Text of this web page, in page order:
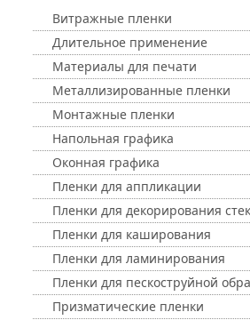
Витражные пленки
Длительное применение
Материалы для печати
Металлизированные пленки
Монтажные пленки
Напольная графика
Оконная графика
Пленки для аппликации
Пленки для декорирования
Пленки для каширования
Пленки для ламинирования
Пленки для пескоструйной
Призматические пленки